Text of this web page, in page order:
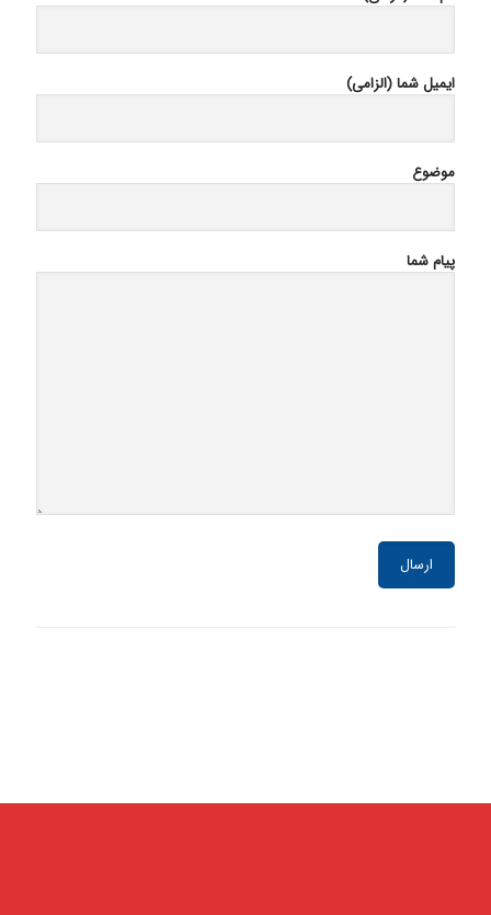
ایمیل شما (الزامی)
موضوع
پیام شما